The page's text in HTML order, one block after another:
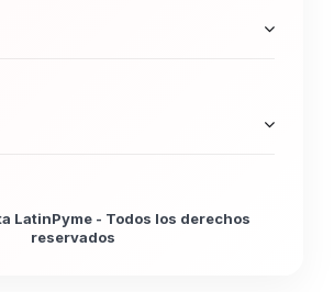
LatinPyme - Todos los derechos
reservados